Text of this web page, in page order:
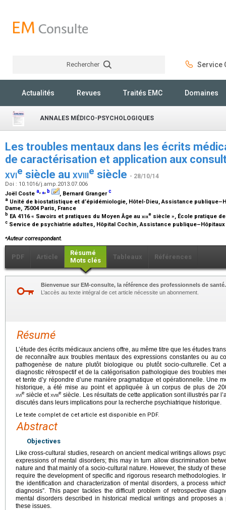
Rechercher Service
Actualités Revues Traités EMC Domaines
ANNALES MÉDICO-PSYCHOLOGIQUES
Les troubles mentaux dans les écrits
de caractérisation et application aux
xvie siècle au xviiie siècle - 28/10/14
Doi : 10.1016/j.amp.2013.07.006
Joël Coste a,⁎, b , Bernard Grangerc
a Unité de biostatistique et d’épidémiologie, Hôtel-Dieu, Assistance
Dame, 75004 Paris, France
b EA 4116 « Savoirs et pratiques du Moyen Âge au xixe siècle », École pratique
c Service de psychiatrie adultes, Hôpital Cochin, Assistance publique–Hôpitaux
⁎Auteur correspondant.
PDF Article
Résumé
Mots clés
Tableaux Références
Bienvenue sur EM-consulte, la référence des professionnels de santé.
L’accès au texte intégral de cet article nécessite un abonnement.
Résumé
L’étude des écrits médicaux anciens offre, au même titre que les études
de reconnaître aux troubles mentaux des expressions constantes ou au
pathogenèse de nature plutôt biologique ou plutôt socio-culturelle. Cet
diagnostic rétrospectif et de la catégorisation pathologique des troubles
et tente d’y répondre d’une manière pragmatique et opérationnelle. Une
historique, a été mise au point et appliquée à un corpus de plus de
xvie siècle etxviiie siècle. Les résultats de cette application sont illustrés par
discutés dans leurs implications pour la recherche psychiatrique historique.
Le texte complet de cet article est disponible en PDF.
Abstract
Objectives
Like cross-cultural studies, research on ancient medical writings allows
expressions of mental disorders; this may in turn allow discrimination
nature and that mainly of a socio-cultural nature. However, the study of
require the development of specific and rigorous research methodologies.
the identification and characterization of mental disorders, a process
diagnosis”. This paper tackles the difficult problem of retrospective
mental disorders described in historical medical writings and proposes
these issues.